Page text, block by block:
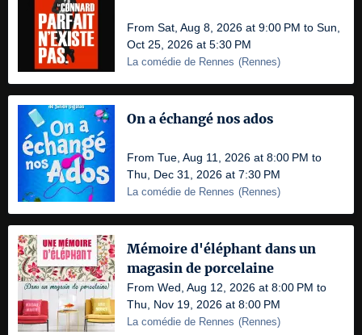
From Sat, Aug 8, 2026 at 9:00 PM to Sun,
Oct 25, 2026 at 5:30 PM
La comédie de Rennes (Rennes)
On a échangé nos ados
From Tue, Aug 11, 2026 at 8:00 PM to
Thu, Dec 31, 2026 at 7:30 PM
La comédie de Rennes (Rennes)
Mémoire d'éléphant dans un
magasin de porcelaine
From Wed, Aug 12, 2026 at 8:00 PM to
Thu, Nov 19, 2026 at 8:00 PM
La comédie de Rennes (Rennes)